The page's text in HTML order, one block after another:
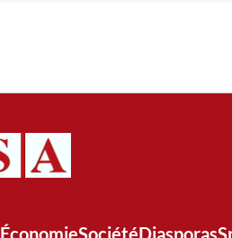
ÉconomieSociétéDiasporas